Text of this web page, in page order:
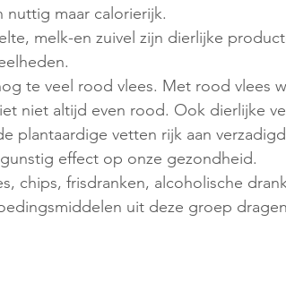
nuttig maar calorierijk.
melk-en zuivel zijn dierlijke
te veel rood vlees. Met rood vlees
niet altijd even rood. Ook dierlijke
plantaardige vetten rijk aan
effect op onze gezondheid.
chips, frisdranken, alcoholische
uit deze groep